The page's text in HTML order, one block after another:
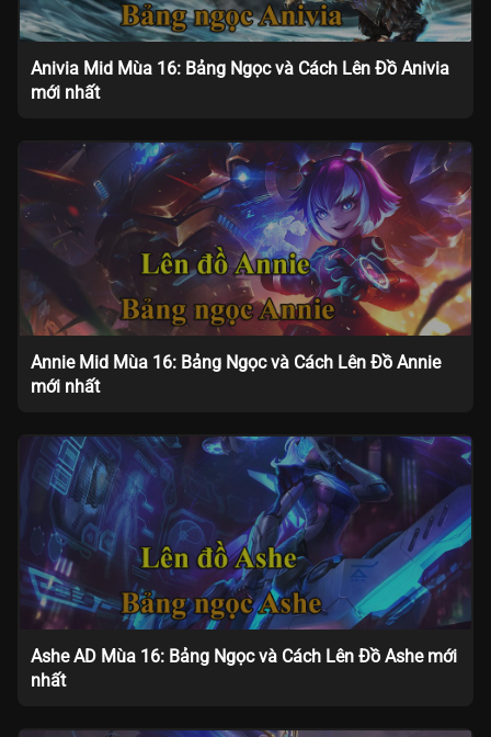
Anivia Mid Mùa 16: Bảng Ngọc và Cách Lên Đồ Anivia
mới nhất
Annie Mid Mùa 16: Bảng Ngọc và Cách Lên Đồ Annie
mới nhất
Ashe AD Mùa 16: Bảng Ngọc và Cách Lên Đồ Ashe mới
nhất